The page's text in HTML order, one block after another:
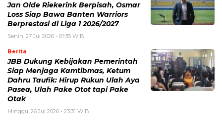
Jan Olde Riekerink Berpisah, Osmar
Loss Siap Bawa Banten Warriors
Berprestasi di Liga 1 2026/2027
Senin, 27 Jul 2026 - 01:35 WIB
Berita
JBB Dukung Kebijakan Pemerintah
Siap Menjaga Kamtibmas, Ketum
Dahru Taufik: Hirup Rukun Ulah Aya
Pasea, Ulah Pake Otot tapi Pake
Otak
Minggu, 26 Jul 2026 - 23:31 WIB